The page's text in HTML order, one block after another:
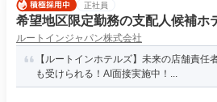
正社員
希望地区限定勤務の支配人候補ホ
ルートインジャパン株式会社
【ルートインホテルズ】未来の店舗責任
も受けられる！AI面接実施中！...